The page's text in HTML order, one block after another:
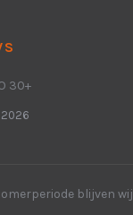
30+
2026
blijven